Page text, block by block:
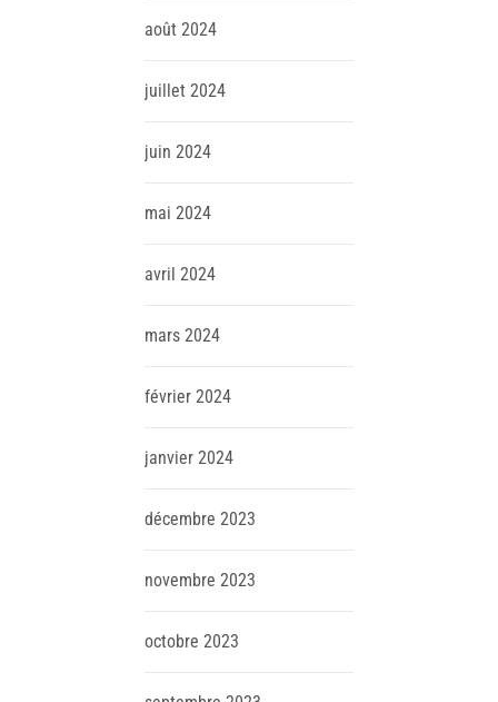
août 2024
juillet 2024
juin 2024
mai 2024
avril 2024
mars 2024
février 2024
janvier 2024
décembre 2023
novembre 2023
octobre 2023